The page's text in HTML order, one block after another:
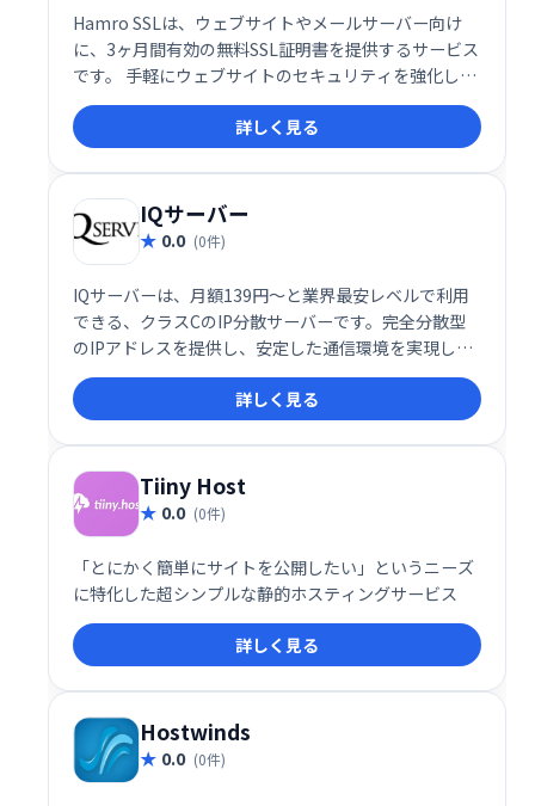
Hamro SSLは、ウェブサイトやメールサーバー向け
に、3ヶ月間有効の無料SSL証明書を提供するサービス
です。 手軽にウェブサイトのセキュリティを強化し、
安全な通信環境を実現できます。無料なので、まずは
お試しください。
詳しく見る
IQサーバー
0.0 (0件)
IQサーバーは、月額139円〜と業界最安レベルで利用
できる、クラスCのIP分散サーバーです。完全分散型
のIPアドレスを提供し、安定した通信環境を実現しま
す。コストを抑えつつ、高品質なサーバー環境をお求
めの方におすすめです。詳しく見る
Tiiny Host
0.0 (0件)
「とにかく簡単にサイトを公開したい」というニーズ
に特化した超シンプルな静的ホスティングサービス
詳しく見る
Hostwinds
0.0 (0件)